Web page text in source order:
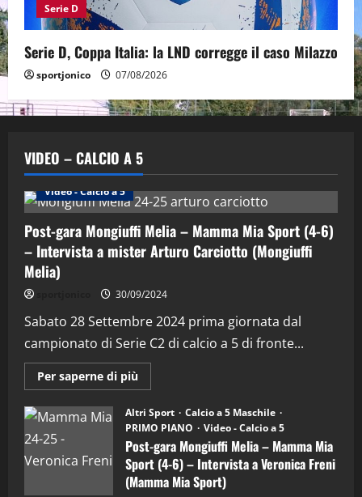
Serie D
Serie D, Coppa Italia: la LND corregge il caso Milazzo
sportjonico 07/08/2026
VIDEO – CALCIO A 5
Altri Sport Calcio a 5 Maschile
Video - Calcio a 5
Post-gara Mongiuffi Melia – Mamma Mia Sport (4-6)
– Intervista a mister Arturo Carciotto (Mongiuffi
Melia)
30/09/2024
Sabato 28 Settembre 2024 prima giornata dal
campionato di Serie C2 di calcio a 5 di fronte...
Per saperne di più
informazioni
Post-
gara
Mongiuffi
Melia
–
Mamma
Mia
Sport
Altri Sport
Calcio a 5 Maschile
PRIMO PIANO
Video - Calcio a 5
Post-gara Mongiuffi Melia – Mamma Mia
Sport (4-6) – Intervista a Veronica Freni
(Mamma Mia Sport)
2
“SportEmpire” in Podcast: 29^ Puntata
(Martedi 28 Aprile 2026)
28/04/2026
3
"SportEmpire" in Podcast
“SportEmpire” in Podcast: 28^ Puntata
(Martedi 21 Aprile 2026)
21/04/2026